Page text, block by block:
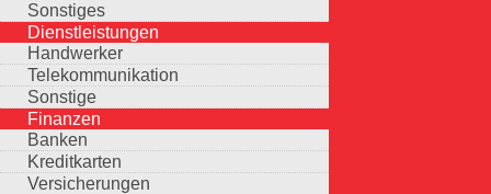
Sonstiges
Dienstleistungen
Handwerker
Telekommunikation
Sonstige
Finanzen
Banken
Kreditkarten
Versicherungen